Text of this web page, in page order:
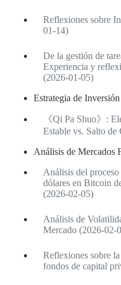
Reflexiones sobre
01-14)
De la gestión de
Experiencia y
(2026-01-05)
Estrategia de Inversión
《Qi Pa Shuo》:
Estable vs. Salto
Análisis de Mercados
Análisis del
dólares en Bitcoin
(2026-02-05)
Análisis de
Mercado (2026-02-
Reflexiones sobre
fondos de capital